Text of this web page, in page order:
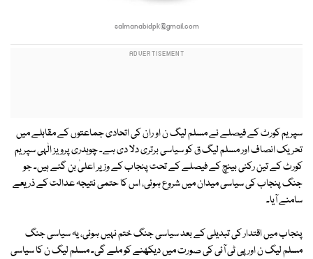
salmanabidpk@gmail.com
سپریم کورٹ کے فیصلے نے مسلم لیگ ن او ران کی اتحادی جماعتوں کے مقابلے میں
تحریک انصاف اور مسلم لیگ ق کو سیاسی برتری دلا دی ہے۔ چوہدری پرویز الٰہی سپریم
کورٹ کے تین رکنی بینچ کے فیصلے کے تحت پنجاب کے وزیر اعلیٰ بن گئے ہیں۔ جو
جنگ پنجاب کی سیاسی میدان میں شروع ہوئی، اس کا حتمی نتیجہ عدالت کے ذریعے
سامنے آیا۔
پنجاب میں اقتدار کی تبدیلی کے بعد سیاسی جنگ ختم نہیں ہوئی، یہ سیاسی جنگ
مسلم لیگ ن اور پی ٹی آئی کی صورت میں دیکھنے کو ملے گی۔ مسلم لیگ ن کا سیاسی